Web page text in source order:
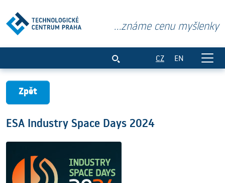
...známe cenu myšlenky
CZ EN
Zpět
ESA Industry Space Days 2024